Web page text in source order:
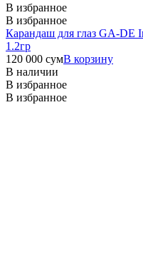
В избранное
В избранное
Карандаш для глаз GA-DE
1.2гр
120 000 сумВ корзину
В наличии
В избранное
В избранное